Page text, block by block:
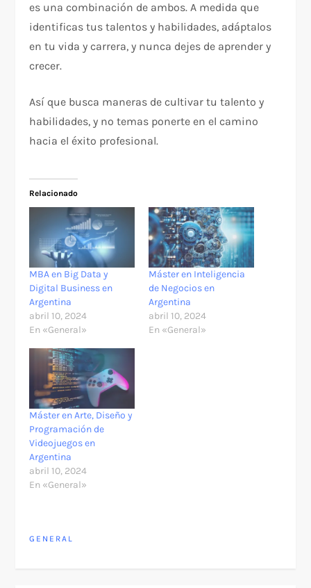
es una combinación de ambos. A medida que
identificas tus talentos y habilidades, adáptalos
en tu vida y carrera, y nunca dejes de aprender y
crecer.
Así que busca maneras de cultivar tu talento y
habilidades, y no temas ponerte en el camino
hacia el éxito profesional.
Relacionado
MBA en Big Data y
Digital Business en
Argentina
abril 10, 2024
En «General»
Máster en Inteligencia
de Negocios en
Argentina
abril 10, 2024
En «General»
Máster en Arte, Diseño y
Programación de
Videojuegos en
Argentina
abril 10, 2024
En «General»
GENERAL